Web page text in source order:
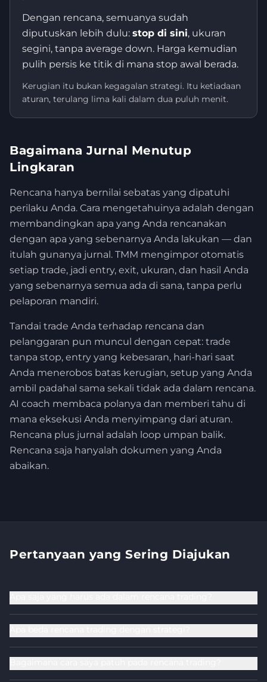
Dengan rencana, semuanya sudah
diputuskan lebih dulu: stop di sini, ukuran
segini, tanpa average down. Harga kemudian
pulih persis ke titik di mana stop awal berada.
Kerugian itu bukan kegagalan strategi. Itu ketiadaan
aturan, terulang lima kali dalam dua puluh menit.
Bagaimana Jurnal Menutup
Lingkaran
Rencana hanya bernilai sebatas yang dipatuhi
perilaku Anda. Cara mengetahuinya adalah dengan
membandingkan apa yang Anda rencanakan
dengan apa yang sebenarnya Anda lakukan — dan
itulah gunanya jurnal. TMM mengimpor otomatis
setiap trade, jadi entry, exit, ukuran, dan hasil Anda
yang sebenarnya semua ada di sana, tanpa perlu
pelaporan mandiri.
Tandai trade Anda terhadap rencana dan
pelanggaran pun muncul dengan cepat: trade
tanpa stop, entry yang kebesaran, hari-hari saat
Anda menerobos batas kerugian, setup yang Anda
ambil padahal sama sekali tidak ada dalam rencana.
AI coach membaca polanya dan memberi tahu di
mana eksekusi Anda menyimpang dari aturan.
Rencana plus jurnal adalah loop umpan balik.
Rencana saja hanyalah dokumen yang Anda
abaikan.
Pertanyaan yang Sering Diajukan